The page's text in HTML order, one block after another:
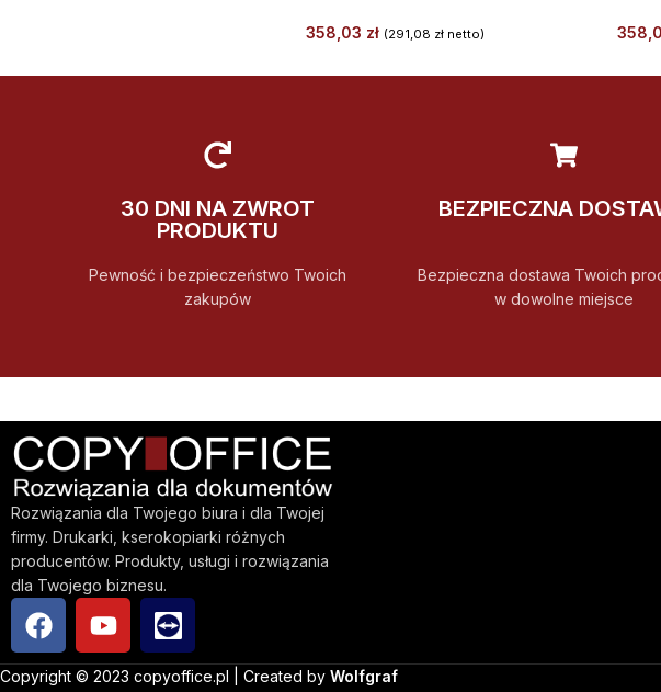
358,03 zł (291,08 zł netto)
30 DNI NA ZWROT
PRODUKTU
Pewność i bezpieczeństwo Twoich
zakupów
BEZPIECZNA
Bezpieczna dostawa Twoich
w dowolne miejsce
Rozwiązania dla Twojego biura i dla Twojej
firmy. Drukarki, kserokopiarki różnych
producentów. Produkty, usługi i rozwiązania
dla Twojego biznesu.
Copyright © 2023 copyoffice.pl | Created by Wolfgraf